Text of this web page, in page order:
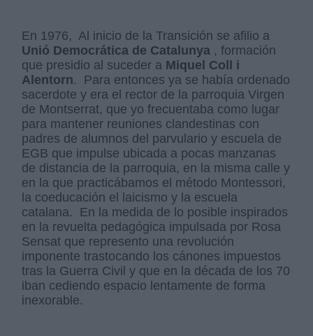
En 1976, Al inicio de la Transición se afilio a
Unió Democrática de Catalunya , formación
que presidio al suceder a Miquel Coll i
Alentorn. Para entonces ya se había ordenado
sacerdote y era el rector de la parroquia Virgen
de Montserrat, que yo frecuentaba como lugar
para mantener reuniones clandestinas con
padres de alumnos del parvulario y escuela de
EGB que impulse ubicada a pocas manzanas
de distancia de la parroquia, en la misma calle y
en la que practicábamos el método Montessori,
la coeducación el laicismo y la escuela
catalana. En la medida de lo posible inspirados
en la revuelta pedagógica impulsada por Rosa
Sensat que represento una revolución
imponente trastocando los cánones impuestos
tras la Guerra Civil y que en la década de los 70
iban cediendo espacio lentamente de forma
inexorable.